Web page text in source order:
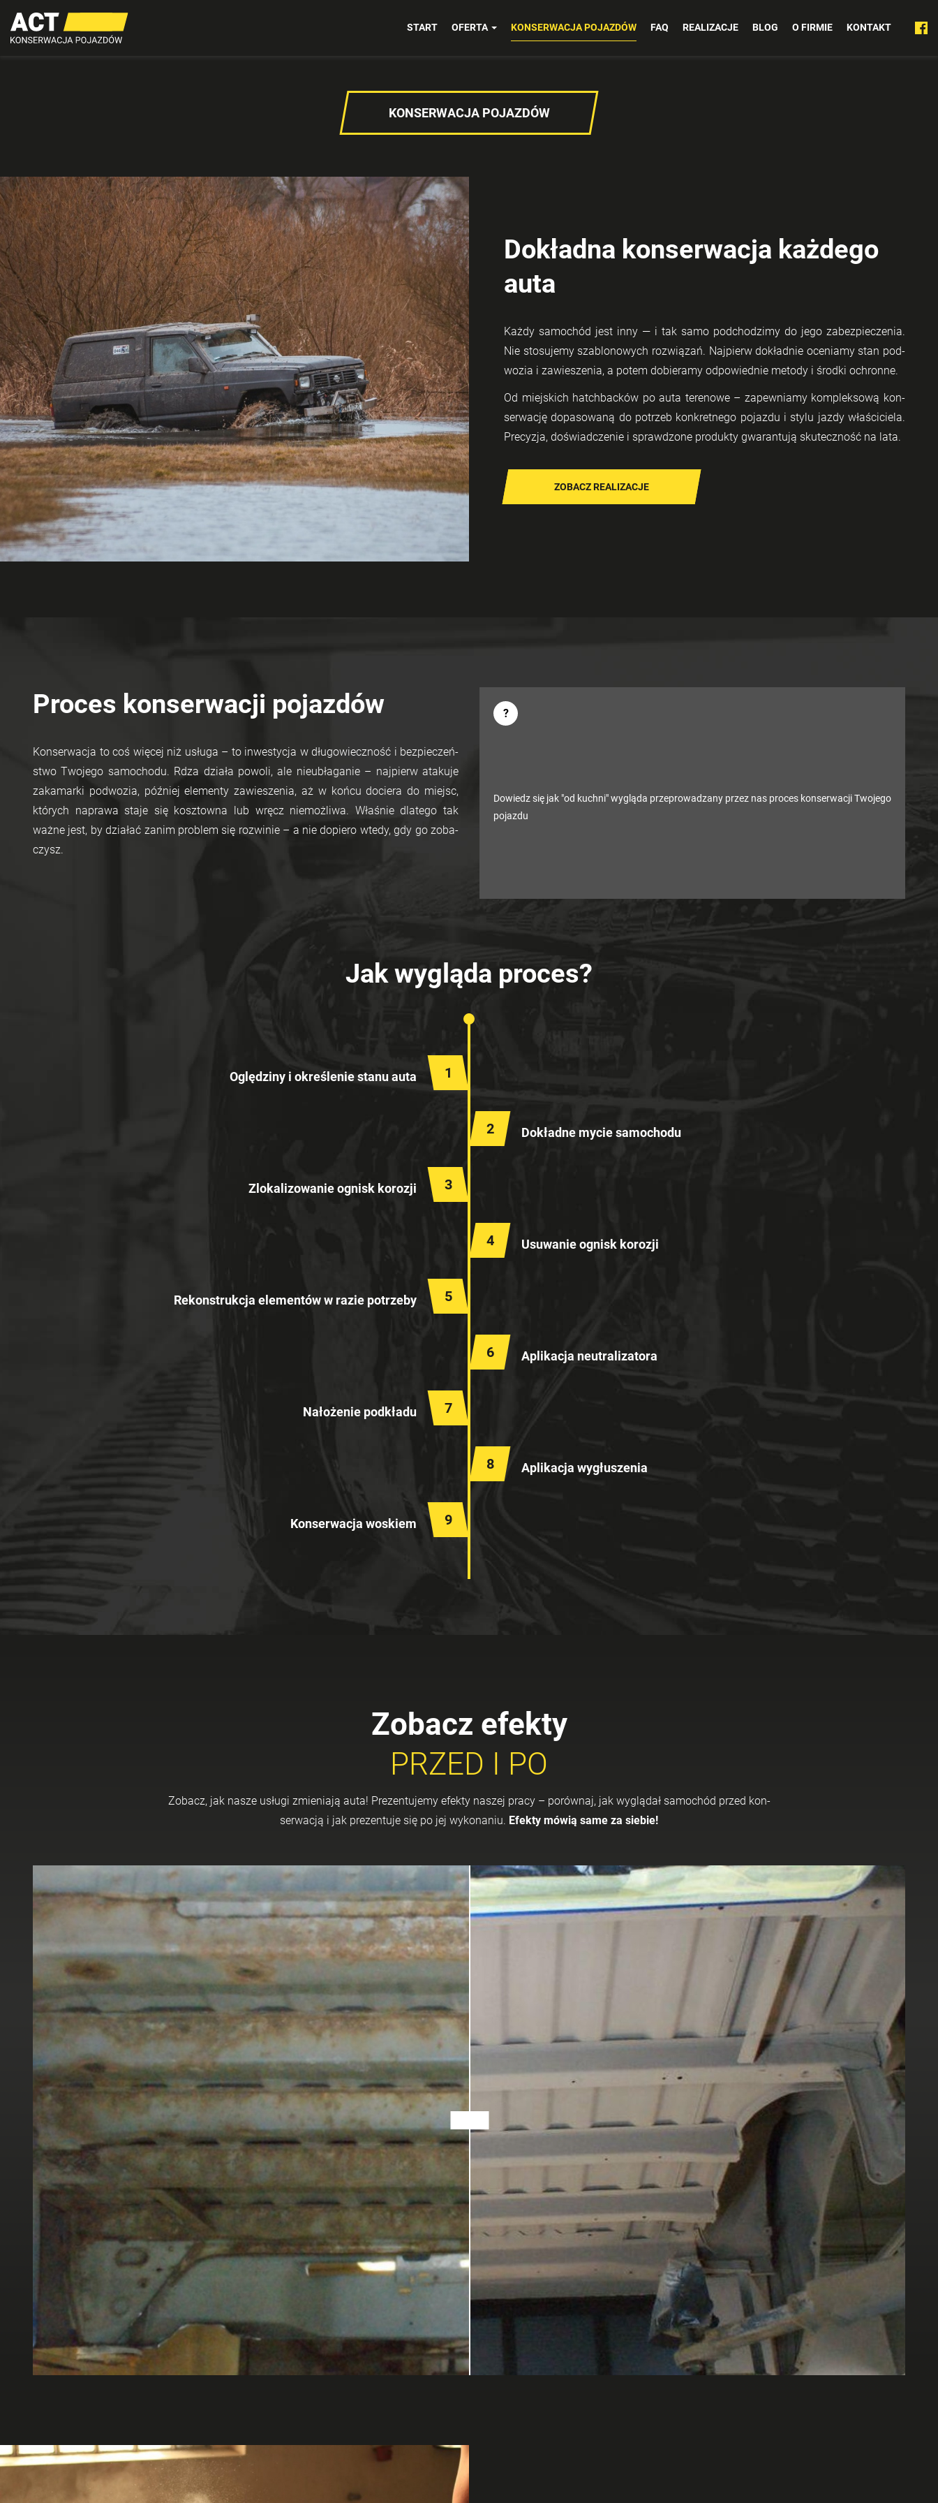
START OFERTA KONSERWACJA POJAZDÓW FAQ REALIZACJE BLOG O FIRMIE KONTAKT
KONSERWACJA POJAZDÓW
Dokładna konserwacja każdego
auta
Każdy sa­mo­chód jest inny — i tak samo pod­cho­dzi­my do jego za­bez­pie­cze­nia.
Nie sto­su­je­my sza­blo­no­wych roz­wią­zań. Naj­pierw do­kład­nie oce­nia­my stan pod­
wo­zia i za­wie­sze­nia, a potem do­bie­ra­my od­po­wied­nie me­to­dy i środ­ki ochron­ne.
Od miej­skich hatch­bac­ków po auta te­re­no­we – za­pew­nia­my kom­plek­so­wą kon­
ser­wa­cję do­pa­so­wa­ną do po­trzeb kon­kret­ne­go po­jaz­du i stylu jazdy wła­ści­cie­la.
Pre­cy­zja, do­świad­cze­nie i spraw­dzo­ne pro­duk­ty gwa­ran­tu­ją sku­tecz­ność na lata.
ZOBACZ REALIZACJE
Proces konserwacji pojazdów
Kon­ser­wa­cja to coś wię­cej niż usłu­ga – to in­we­sty­cja w dłu­go­wiecz­ność i bez­pie­czeń­
stwo Two­je­go sa­mo­cho­du. Rdza dzia­ła po­wo­li, ale nie­ubła­ga­nie – naj­pierw ata­ku­je
za­ka­mar­ki pod­wo­zia, póź­niej ele­men­ty za­wie­sze­nia, aż w końcu do­cie­ra do miejsc,
któ­rych na­pra­wa staje się kosz­tow­na lub wręcz nie­moż­li­wa. Wła­śnie dla­te­go tak
ważne jest, by dzia­łać zanim pro­blem się roz­wi­nie – a nie do­pie­ro wtedy, gdy go zo­ba­
czysz.
Do­wiedz się jak "od kuch­ni" wy­glą­da prze­pro­wa­dza­ny przez nas pro­ces kon­ser­wa­cji Two­je­go
po­jaz­du
Jak wygląda proces?
1
Oględziny i określenie stanu auta
2 Dokładne mycie samochodu
3
Zlokalizowanie ognisk korozji
4 Usuwanie ognisk korozji
5
Rekonstrukcja elementów w razie potrzeby
6 Aplikacja neutralizatora
7
Nałożenie podkładu
8 Aplikacja wygłuszenia
9
Konserwacja woskiem
Zobacz efekty
PRZED I PO
Zo­bacz, jak nasze usłu­gi zmie­nia­ją auta! Pre­zen­tu­je­my efek­ty na­szej pracy – po­rów­naj, jak wy­glą­dał sa­mo­chód przed kon­
ser­wa­cją i jak pre­zen­tu­je się po jej wy­ko­na­niu. Efek­ty mówią same za sie­bie!